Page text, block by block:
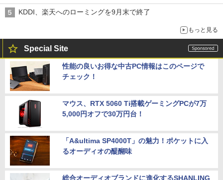
穴と楽天モバイルの課題
KDDI、楽天へのローミングを9月末で終了
もっと見る
Special Site
性能の良いお得な中古PC情報はこのページで
チェック！
マウス、RTX 5060 Ti搭載ゲーミングPCが7万
5,000円オフで30万円台！
「A&ultima SP4000T」の魅力！ポケットに入
るオーディオの醍醐味
総合オーディオブランドに進化するSHANLING